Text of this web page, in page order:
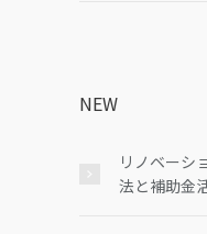
NEW
リノベーシ
法と補助金